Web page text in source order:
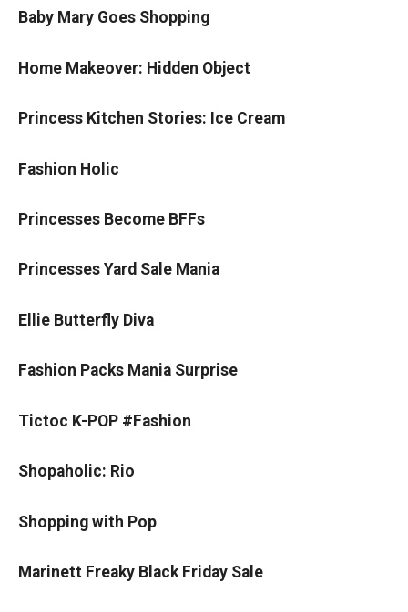
Baby Mary Goes Shopping
Home Makeover: Hidden Object
Princess Kitchen Stories: Ice Cream
Fashion Holic
Princesses Become BFFs
Princesses Yard Sale Mania
Ellie Butterfly Diva
Fashion Packs Mania Surprise
Tictoc K-POP #Fashion
Shopaholic: Rio
Shopping with Pop
Marinett Freaky Black Friday Sale